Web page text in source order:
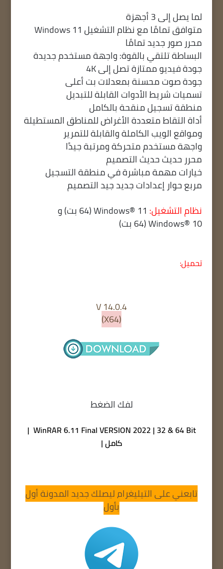
لما يصل إلى 3 أجهزة
متوافق تمامًا مع نظام التشغيل Windows 11
محرر صور جديد تمامًا
البساطة تلتقي بالقوة: واجهة مستخدم جديدة
جودة فيديو ممتازة تصل إلى 4K
جودة صوت محسنة بمعدلات بت أعلى
تسميات شريط الأدوات القابلة للتبديل
منطقة تسجيل منقحة بالكامل
أداة التقاط متعددة الأغراض للمناطق المستطيلة
ومواقع الويب الكاملة والقابلة للتمرير
واجهة مستخدم متحركة ومرتبة جيدًا
محرر حديث حديث التصميم
خيارات مهمة مباشرة في منطقة التسجيل
مربع حوار إعدادات جديد جيد التصميم
نظام التشغيل:
Windows® 11 (64 بت) و
Windows® 10 (64 بت)
تحميل:
V 14.0.4
(X64)
لفك الضغط
WinRAR 6.11 Final VERSION 2022 | 32 & 64 Bit |
كامل |
تابعني على التيليغرام ليصلك جديد المدونة أول
بأول